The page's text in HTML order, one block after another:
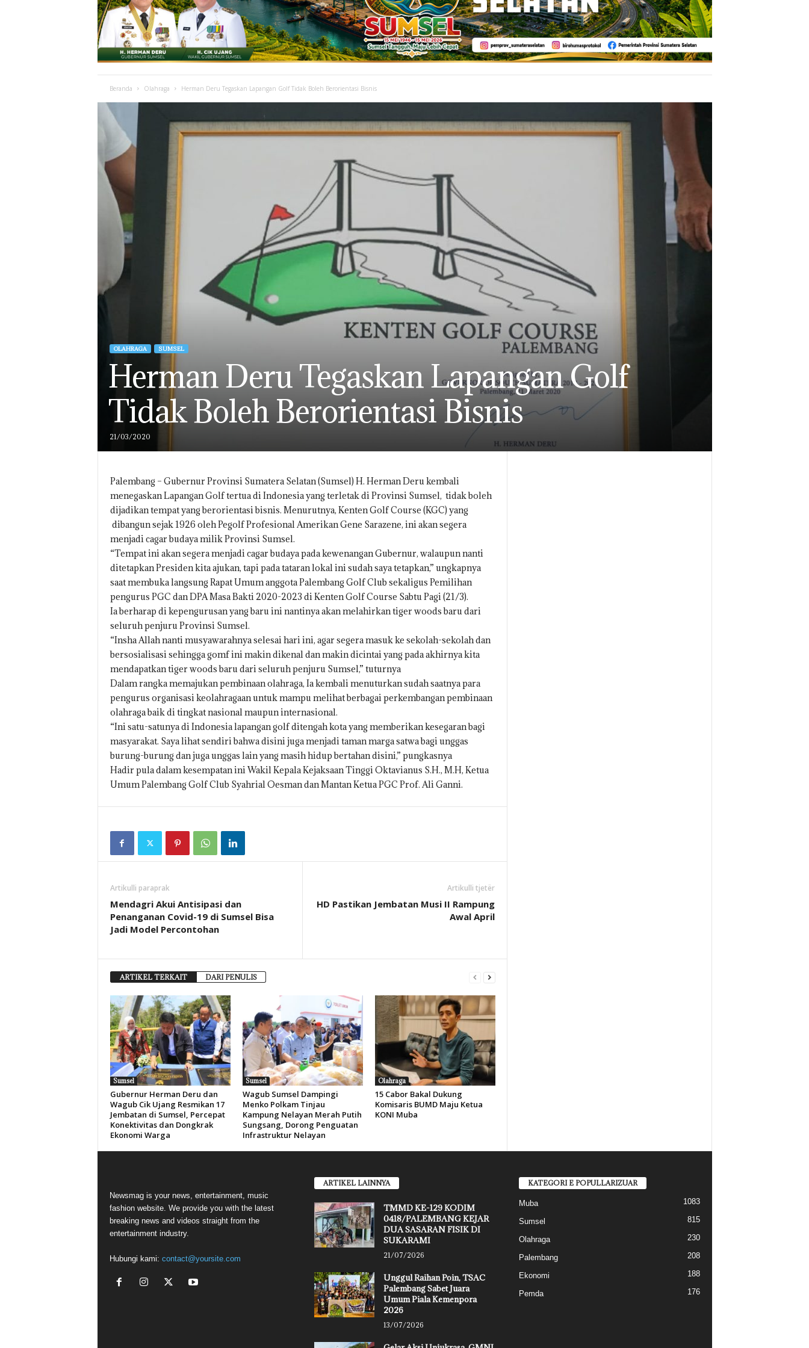
Beranda Olahraga Herman Deru Tegaskan Lapangan Golf Tidak Boleh Berorientasi Bisnis
OLAHRAGA SUMSEL
Herman Deru Tegaskan Lapangan Golf
Tidak Boleh Berorientasi Bisnis
21/03/2020
Palembang – Gubernur Provinsi Sumatera Selatan (Sumsel) H. Herman Deru kembali
menegaskan Lapangan Golf tertua di Indonesia yang terletak di Provinsi Sumsel, tidak boleh
dijadikan tempat yang berorientasi bisnis. Menurutnya, Kenten Golf Course (KGC) yang
dibangun sejak 1926 oleh Pegolf Profesional Amerikan Gene Sarazene, ini akan segera
menjadi cagar budaya milik Provinsi Sumsel.
“Tempat ini akan segera menjadi cagar budaya pada kewenangan Gubernur, walaupun nanti
ditetapkan Presiden kita ajukan, tapi pada tataran lokal ini sudah saya tetapkan,” ungkapnya
saat membuka langsung Rapat Umum anggota Palembang Golf Club sekaligus Pemilihan
pengurus PGC dan DPA Masa Bakti 2020-2023 di Kenten Golf Course Sabtu Pagi (21/3).
Ia berharap di kepengurusan yang baru ini nantinya akan melahirkan tiger woods baru dari
seluruh penjuru Provinsi Sumsel.
“Insha Allah nanti musyawarahnya selesai hari ini, agar segera masuk ke sekolah-sekolah dan
bersosialisasi sehingga gomf ini makin dikenal dan makin dicintai yang pada akhirnya kita
mendapatkan tiger woods baru dari seluruh penjuru Sumsel,” tuturnya
Dalam rangka memajukan pembinaan olahraga, Ia kembali menuturkan sudah saatnya para
pengurus organisasi keolahragaan untuk mampu melihat berbagai perkembangan pembinaan
olahraga baik di tingkat nasional maupun internasional.
“Ini satu-satunya di Indonesia lapangan golf ditengah kota yang memberikan kesegaran bagi
masyarakat. Saya lihat sendiri bahwa disini juga menjadi taman marga satwa bagi unggas
burung-burung dan juga unggas lain yang masih hidup bertahan disini,” pungkasnya
Hadir pula dalam kesempatan ini Wakil Kepala Kejaksaan Tinggi Oktavianus S.H., M.H, Ketua
Umum Palembang Golf Club Syahrial Oesman dan Mantan Ketua PGC Prof. Ali Ganni.
Artikulli paraprak
Mendagri Akui Antisipasi dan
Penanganan Covid-19 di Sumsel Bisa
Jadi Model Percontohan
Artikulli tjetër
HD Pastikan Jembatan Musi II Rampung
Awal April
ARTIKEL TERKAIT DARI PENULIS
Sumsel
Gubernur Herman Deru dan
Wagub Cik Ujang Resmikan 17
Jembatan di Sumsel, Percepat
Konektivitas dan Dongkrak
Ekonomi Warga
Sumsel
Wagub Sumsel Dampingi
Menko Polkam Tinjau
Kampung Nelayan Merah Putih
Sungsang, Dorong Penguatan
Infrastruktur Nelayan
Olahraga
15 Cabor Bakal Dukung
Komisaris BUMD Maju Ketua
KONI Muba
Newsmag is your news, entertainment, music
fashion website. We provide you with the latest
breaking news and videos straight from the
entertainment industry.
Hubungi kami: contact@yoursite.com
ARTIKEL LAINNYA
TMMD KE-129 KODIM
0418/PALEMBANG KEJAR
DUA SASARAN FISIK DI
SUKARAMI
21/07/2026
Unggul Raihan Poin, TSAC
Palembang Sabet Juara
Umum Piala Kemenpora
2026
13/07/2026
KATEGORI E POPULLARIZUAR
Muba 1083
Sumsel 815
Olahraga 230
Palembang 208
Ekonomi 188
Pemda 176